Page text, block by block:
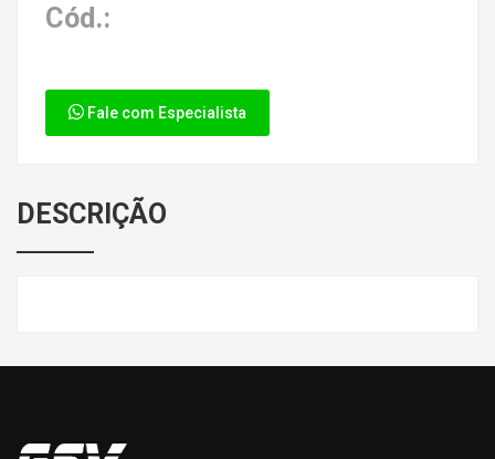
Cód.:
Fale com Especialista
DESCRIÇÃO